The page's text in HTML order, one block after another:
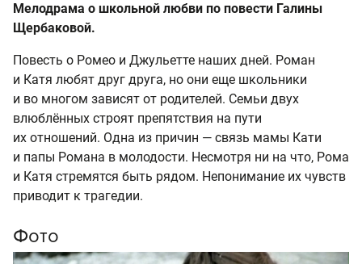
Мелодрама о школьной любви по повести Галины
Щербаковой.
Повесть о Ромео и Джульетте наших дней. Роман
и Катя любят друг друга, но они еще школьники
и во многом зависят от родителей. Семьи двух
влюблённых строят препятствия на пути
их отношений. Одна из причин — связь мамы Кати
и папы Романа в молодости. Несмотря ни на что, Рома
и Катя стремятся быть рядом. Непонимание их чувств
приводит к трагедии.
Фото